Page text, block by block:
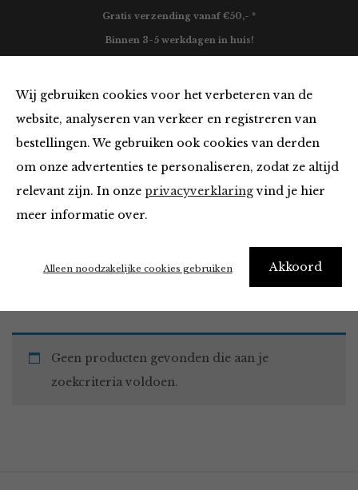
Wij gebruiken cookies voor het verbeteren van de
website, analyseren van verkeer en registreren van
bestellingen. We gebruiken ook cookies van derden
om onze advertenties te personaliseren, zodat ze altijd
relevant zijn. In onze privacyverklaringvind je hier
meer informatie over.
Akkoord
Alleen noodzakelijke cookies gebruiken
Gratis verzending vanaf €50,- *
Binnen 3-5 werkdagen in huis!
Must Haves
Home Winkel Accessoires Must Haves
Geen producten gevonden die aan je
zoekcriteria voldoen.